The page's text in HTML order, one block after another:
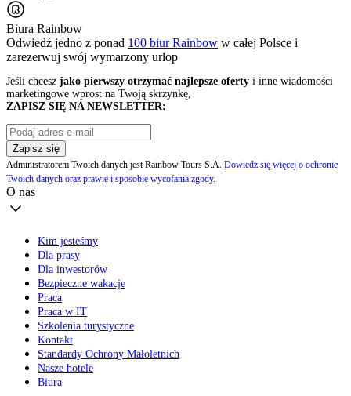
Biura Rainbow
Odwiedź jedno z ponad 100 biur Rainbow w całej Polsce i
zarezerwuj swój wymarzony urlop
Jeśli chcesz jako pierwszy otrzymać najlepsze oferty i inne wiadomości
marketingowe wprost na Twoją skrzynkę,
ZAPISZ SIĘ NA NEWSLETTER:
Zapisz się
Administratorem Twoich danych jest Rainbow Tours S.A. Dowiedz się więcej o ochronie
Twoich danych oraz prawie i sposobie wycofania zgody.
O nas
Kim jesteśmy
Dla prasy
Dla inwestorów
Bezpieczne wakacje
Praca
Praca w IT
Szkolenia turystyczne
Kontakt
Standardy Ochrony Małoletnich
Nasze hotele
Biura